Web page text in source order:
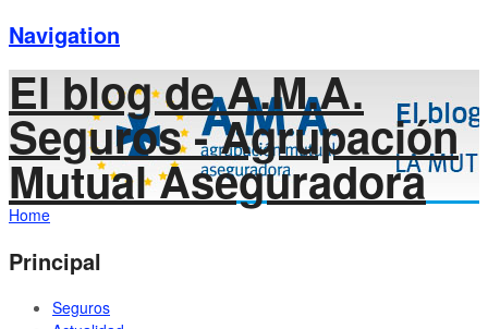
Navigation
El blog de A.M.A.
Seguros - Agrupación
Mutual Aseguradora
Home
Principal
Seguros